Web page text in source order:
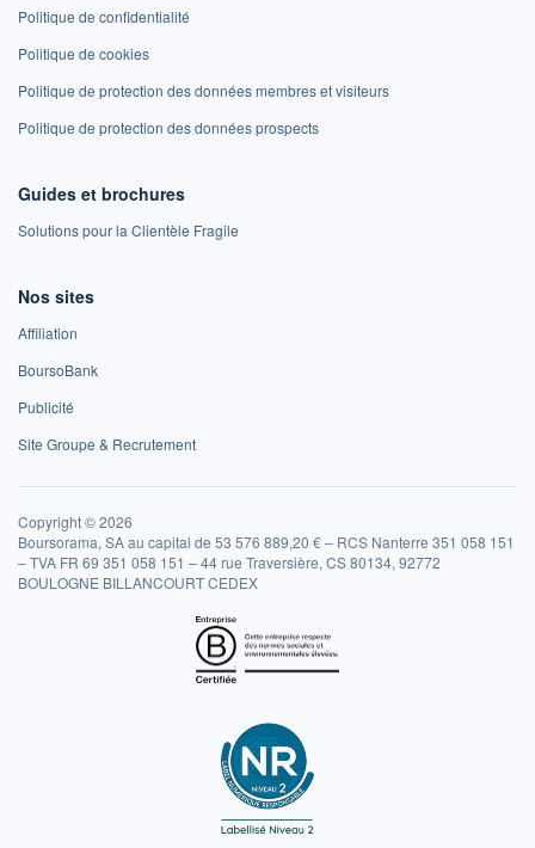
Politique de confidentialité
Politique de cookies
Politique de protection des données membres et visiteurs
Politique de protection des données prospects
Guides et brochures
Solutions pour la Clientèle Fragile
Nos sites
Affiliation
BoursoBank
Publicité
Site Groupe & Recrutement
Copyright © 2026
Boursorama, SA au capital de 53 576 889,20 € – RCS Nanterre 351 058 151
– TVA FR 69 351 058 151 – 44 rue Traversière, CS 80134, 92772
BOULOGNE BILLANCOURT CEDEX